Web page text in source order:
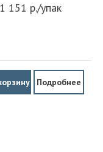
1 151 р./упак
Подробнее